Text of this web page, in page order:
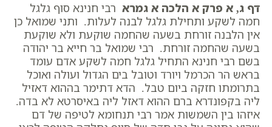
דף ג, א פרק א הלכה א גמרא רבי חנינא סוף גלגל
חמה לשקע ותחילת גלגל לבנה לעלות. ותני שמואל כן
אין הלבנה זורחת בשעה שהחמה שוקעת ולא שוקעת
בשעה שהחמה זורחת. רבי שמואל בר חייא בר יהודה
בשם רבי חנינא התחיל גלגל חמה לשקע אדם עומד
בראש הר הכרמל ויורד וטובל בים הגדול ועולה ואוכל
בתרומתו חזקה ביום טבל. הדא דתימר בההוא דאזיל
ליה בקפונדרא ברם ההוא דאזל ליה באיסרטא לא בדה.
איזהו בין השמשות אמר רבי תנחומא לטיפה של דם